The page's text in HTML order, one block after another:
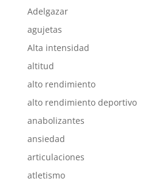
Adelgazar
agujetas
Alta intensidad
altitud
alto rendimiento
alto rendimiento deportivo
anabolizantes
ansiedad
articulaciones
atletismo